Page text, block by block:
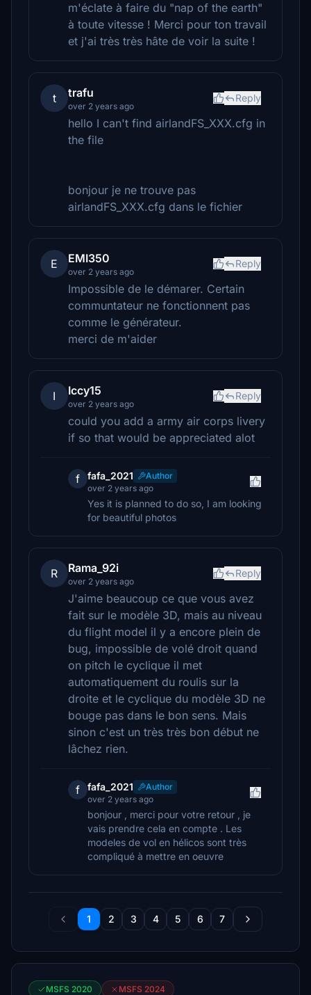
m'éclate à faire du "nap of the earth"
à toute vitesse ! Merci pour ton travail
et j'ai très très hâte de voir la suite !
t trafu
over 2 years ago
Reply
hello I can't find airlandFS_XXX.cfg in
the file
bonjour je ne trouve pas
airlandFS_XXX.cfg dans le fichier
E EMI350
over 2 years ago
Reply
Impossible de le démarer. Certain
communtateur ne fonctionnent pas
comme le générateur.
merci de m'aider
I Iccy15
over 2 years ago
Reply
could you add a army air corps livery
if so that would be appreciated alot
f fafa_2021
Author
over 2 years ago
Yes it is planned to do so, I am looking
for beautiful photos
R Rama_92i
over 2 years ago
Reply
J'aime beaucoup ce que vous avez
fait sur le modèle 3D, mais au niveau
du flight model il y a encore plein de
bug, impossible de volé droit quand
on pitch le cyclique il met
automatiquement du roulis sur la
droite et le cyclique du modèle 3D ne
bouge pas dans le bon sens. Mais
sinon c'est un très très bon début ne
lâchez rien.
f fafa_2021
Author
over 2 years ago
bonjour , merci pour votre retour , je
vais prendre cela en compte . Les
modeles de vol en hélicos sont très
compliqué à mettre en oeuvre
1 2 3 4 5 6 7
MSFS 2020 MSFS 2024